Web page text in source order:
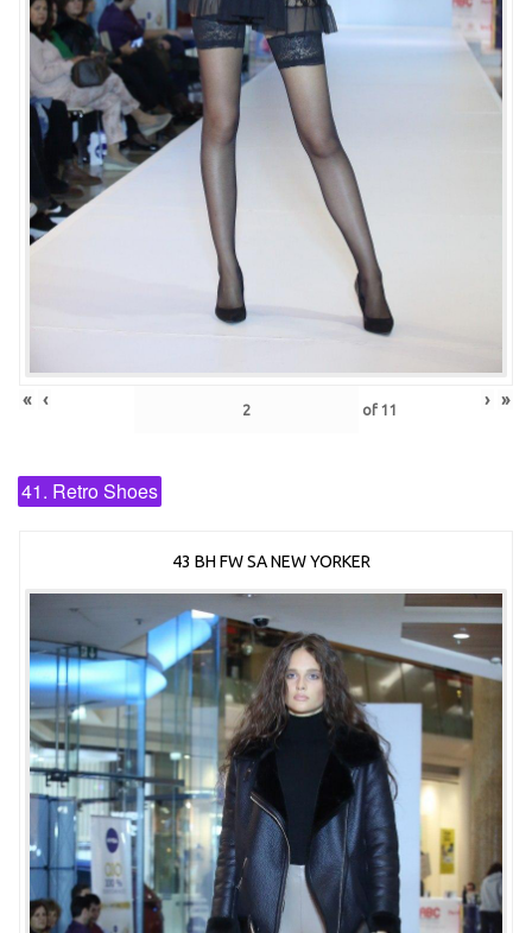
« ‹ of 11 › »
41. Retro Shoes
43 BH FW SA NEW YORKER